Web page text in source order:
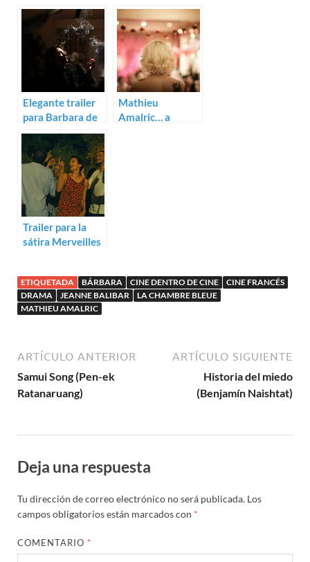
Mathieu Amalric
biopic Barbara
Elegante trailer
para Barbara de
Mathieu Amalric
Mathieu
Amalric… a
Trailer para la
sátira Merveilles
ETIQUETADA BÁRBARA CINE DENTRO DE CINE
CINE FRANCÉS
DRAMA
JEANNE BALIBAR
LA CHAMBRE BLEUE
MATHIEU AMALRIC
ARTÍCULO ANTERIOR
Samui Song (Pen-ek
Ratanaruang)
ARTÍCULO SIGUIENTE
Historia del miedo
(Benjamín Naishtat)
Deja una respuesta
Tu dirección de correo electrónico no será publicada. Los
campos obligatorios están marcados con *
COMENTARIO *